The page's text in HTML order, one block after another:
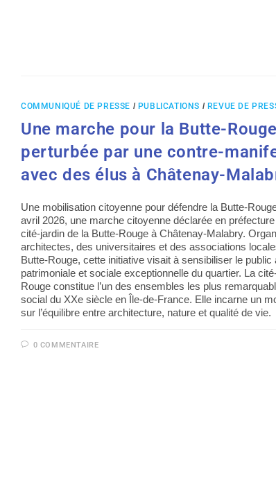
COMMUNIQUÉ DE PRESSE / PUBLICATIONS / REVUE DE
Une marche pour la Butte-Rouge
perturbée par une contre-
avec des élus à Châtenay-
Une mobilisation citoyenne pour défendre la Butte-
avril 2026, une marche citoyenne déclarée en préfecture
cité-jardin de la Butte-Rouge à Châtenay-Malabry.
architectes, des universitaires et des associations
Butte-Rouge, cette initiative visait à sensibiliser le public
patrimoniale et sociale exceptionnelle du quartier. La
Rouge constitue l’un des ensembles les plus
social du XXe siècle en Île-de-France. Elle incarne un
sur l’équilibre entre architecture, nature et qualité de vie.
0 COMMENTAIRE